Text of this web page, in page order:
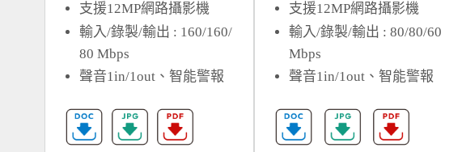
支援12MP網路攝影機
輸入/錄製/輸出 : 160/160/
80 Mbps
聲音1in/1out、智能警報
支援12MP網路攝影機
輸入/錄製/輸出 : 80/80/60
Mbps
聲音1in/1out、智能警報